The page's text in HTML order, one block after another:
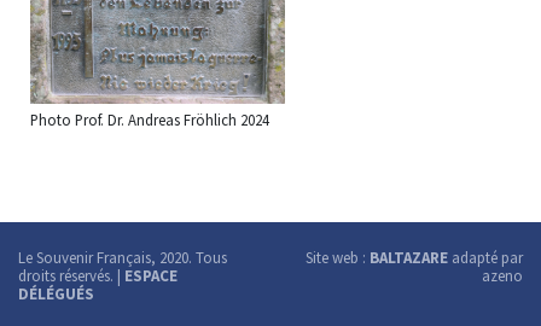
Photo Prof. Dr. Andreas Fröhlich 2024
Le Souvenir Français, 2020. Tous
droits réservés. | ESPACE
DÉLÉGUÉS
Site web : BALTAZARE adapté par
azeno